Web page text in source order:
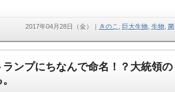
2017年04月28日（金） ｜ きのこ 巨大生物, 生物, 菌
ンプにちなんで命名！？大統領の